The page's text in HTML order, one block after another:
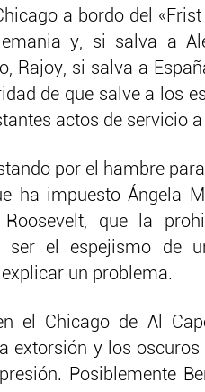
a bordo del
y, si salva a
Rajoy, si salva a
de que salve a los
actos de servicio
por el hambre
ha impuesto Ángela
que la
ser el espejismo de
un problema.
el Chicago de Al
extorsión y los
Posiblemente